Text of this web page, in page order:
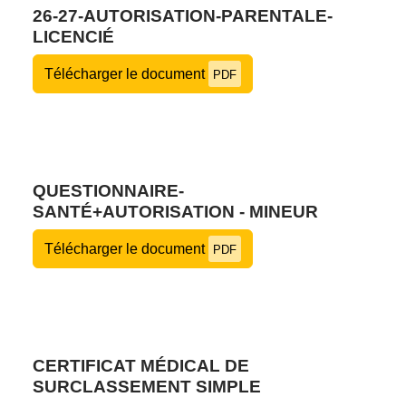
26-27-AUTORISATION-PARENTALE-
LICENCIÉ
Télécharger le document PDF
QUESTIONNAIRE-
SANTÉ+AUTORISATION - MINEUR
Télécharger le document PDF
CERTIFICAT MÉDICAL DE
SURCLASSEMENT SIMPLE